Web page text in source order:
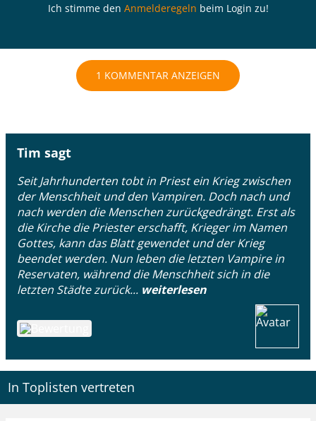
Ich stimme den Anmelderegeln beim Login zu!
1 KOMMENTAR ANZEIGEN
Tim sagt
Seit Jahrhunderten tobt in Priest ein Krieg zwischen
der Menschheit und den Vampiren. Doch nach und
nach werden die Menschen zurückgedrängt. Erst als
die Kirche die Priester erschafft, Krieger im Namen
Gottes, kann das Blatt gewendet und der Krieg
beendet werden. Nun leben die letzten Vampire in
Reservaten, während die Menschheit sich in die
letzten Städte zurück... weiterlesen
In Toplisten vertreten